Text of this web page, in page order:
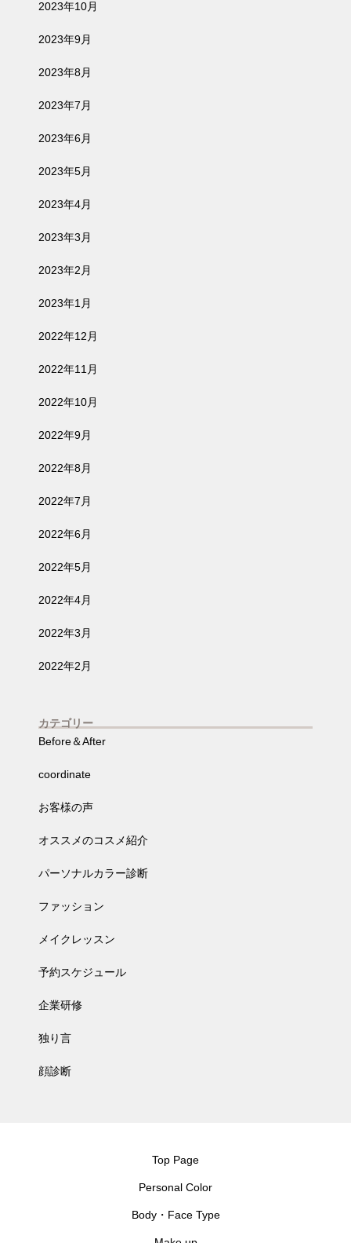
2023年10月
2023年9月
2023年8月
2023年7月
2023年6月
2023年5月
2023年4月
2023年3月
2023年2月
2023年1月
2022年12月
2022年11月
2022年10月
2022年9月
2022年8月
2022年7月
2022年6月
2022年5月
2022年4月
2022年3月
2022年2月
カテゴリー
Before＆After
coordinate
お客様の声
オススメのコスメ紹介
パーソナルカラー診断
ファッション
メイクレッスン
予約スケジュール
企業研修
独り言
顔診断
Top Page
Personal Color
Body・Face Type